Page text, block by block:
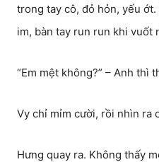
trong tay cô, đỏ hỏn, yếu
im, bàn tay run run khi vuốt
“Em mệt không?” – Anh thì
Vy chỉ mỉm cười, rồi nhìn ra
Hưng quay ra. Không thấy